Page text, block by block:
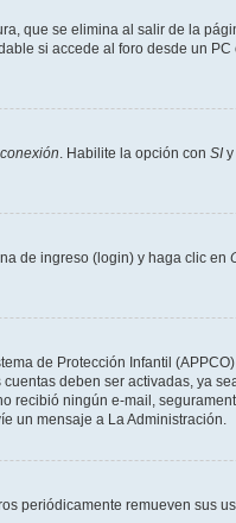
que se elimina al salir de la
si accede al foro desde un
. Habilite la opción con SI
de ingreso (login) y haga clic en
de Protección Infantil
deben ser activadas, ya
ningún e-mail,
un mensaje a La Administración.
periódicamente remueven sus